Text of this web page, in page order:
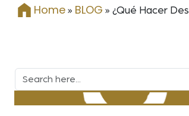
Home » BLOG » ¿Qué Hacer